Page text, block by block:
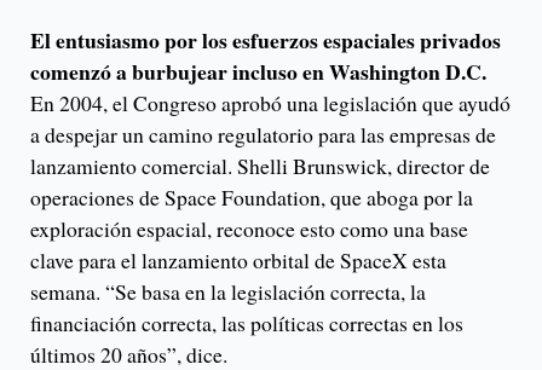
El entusiasmo por los esfuerzos espaciales privados
comenzó a burbujear incluso en Washington D.C.
En 2004, el Congreso aprobó una legislación que ayudó
a despejar un camino regulatorio para las empresas de
lanzamiento comercial. Shelli Brunswick, director de
operaciones de Space Foundation, que aboga por la
exploración espacial, reconoce esto como una base
clave para el lanzamiento orbital de SpaceX esta
semana. “Se basa en la legislación correcta, la
financiación correcta, las políticas correctas en los
últimos 20 años”, dice.